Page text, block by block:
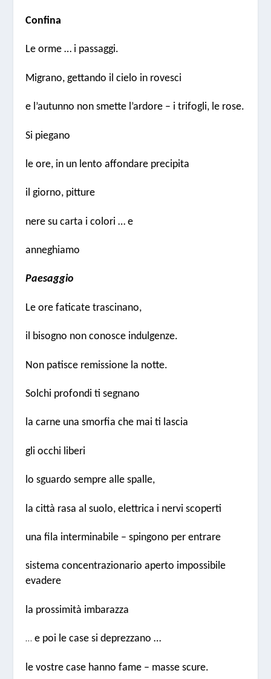
Confina
Le orme … i passaggi.
Migrano, gettando il cielo in rovesci
e l’autunno non smette l’ardore – i trifogli, le rose.
Si piegano
le ore, in un lento affondare precipita
il giorno, pitture
nere su carta i colori … e
anneghiamo
Paesaggio
Le ore faticate trascinano,
il bisogno non conosce indulgenze.
Non patisce remissione la notte.
Solchi profondi ti segnano
la carne una smorfia che mai ti lascia
gli occhi liberi
lo sguardo sempre alle spalle,
la città rasa al suolo, elettrica i nervi scoperti
una fila interminabile – spingono per entrare
sistema concentrazionario aperto impossibile
evadere
la prossimità imbarazza
…e poi le case si deprezzano …
le vostre case hanno fame – masse scure.